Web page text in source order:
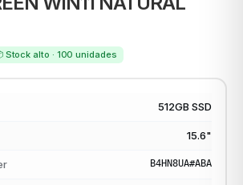
Stock alto · 100 unidades
512GB SSD
15.6"
B4HN8UA#ABA